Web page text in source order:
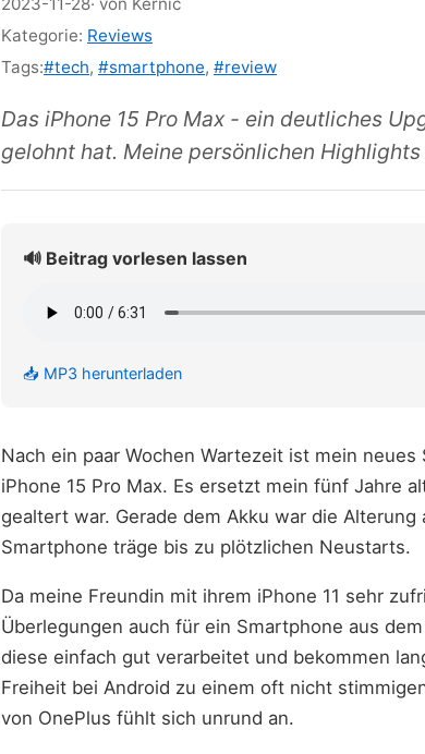
2023-11-28· von Kernic
Kategorie: Reviews
Tags:#tech, #smartphone, #review
Das iPhone 15 Pro Max - ein deutliches
gelohnt hat. Meine persönlichen
🔊 Beitrag vorlesen lassen
📥 MP3 herunterladen
Nach ein paar Wochen Wartezeit ist mein
iPhone 15 Pro Max. Es ersetzt mein fünf Jahre
gealtert war. Gerade dem Akku war die
Smartphone träge bis zu plötzlichen Neustarts.
Da meine Freundin mit ihrem iPhone 11 sehr
Überlegungen auch für ein Smartphone aus
diese einfach gut verarbeitet und bekommen
Freiheit bei Android zu einem oft nicht
von OnePlus fühlt sich unrund an.